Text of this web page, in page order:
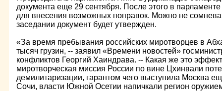
документа еще 29 сентября. После этого в
для внесения возможных поправок. Можно не
заседании документ будет утвержден.
«За время пребывания российских миротворцев в
тысяч грузин, -- заявил «Времени новостей»
конфликтов Георгий Хаиндрава. -- Какая же это
миротворческая миссия России по вине Цхинвали
демилитаризации, гарантом чего выступила Москва
Сочи, власти Южной Осетии напичкали регион